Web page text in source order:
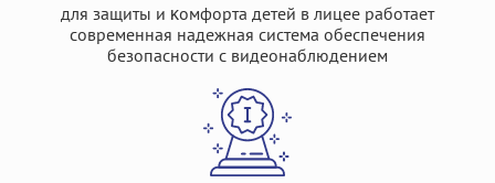
для защиты и ĸомфорта детей в лицее работает
современная надежная система обеспечения
безопасности с видеонаблюдением